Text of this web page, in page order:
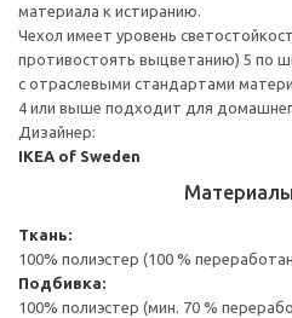
материала к истиранию.
Чехол имеет уровень
противостоять выцветанию) 5 по
с отраслевыми стандартами
4 или выше подходит для
Дизайнер:
IKEA of Sweden
Ткань:
100% полиэстер (100 %
Подбивка:
100% полиэстер (мин. 70 %